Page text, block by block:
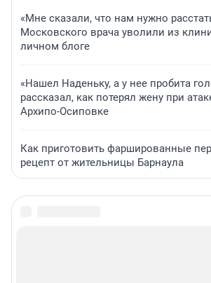
«Мне сказали, что нам нужно
Московского врача уволили из
личном блоге
«Нашел Наденьку, а у нее пробита
рассказал, как потерял жену при
Архипо-Осиповке
Как приготовить фаршированные
рецепт от жительницы Барнаула